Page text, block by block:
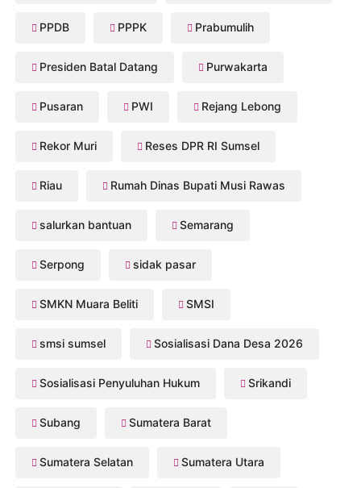
PPDB PPPK Prabumulih
Presiden Batal Datang Purwakarta
Pusaran PWI Rejang Lebong
Rekor Muri Reses DPR RI Sumsel
Riau Rumah Dinas Bupati Musi Rawas
salurkan bantuan Semarang
Serpong sidak pasar
SMKN Muara Beliti SMSI
smsi sumsel Sosialisasi Dana Desa 2026
Sosialisasi Penyuluhan Hukum Srikandi
Subang Sumatera Barat
Sumatera Selatan Sumatera Utara